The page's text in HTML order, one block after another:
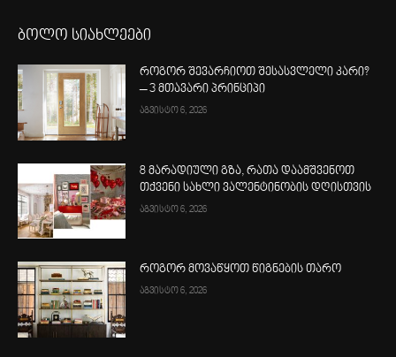
ბოლო სიახლეები
როგორ შევარჩიოთ შესასვლელი კარი?
– 3 მთავარი პრინციპი
აგვისტო 6, 2026
8 მარადიული გზა, რათა დაამშვენოთ
თქვენი სახლი ვალენტინობის დღისთვის
აგვისტო 6, 2026
როგორ მოვაწყოთ წიგნების თარო
აგვისტო 6, 2026